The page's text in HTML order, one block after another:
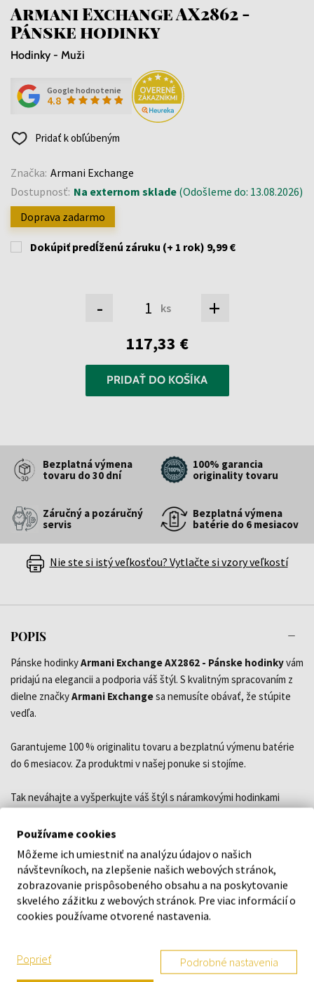
Armani Exchange AX2862 -
Pánske hodinky
Hodinky - Muži
Google hodnotenie
4.8
Pridať k obľúbeným
Značka: Armani Exchange
Dostupnosť: Na externom sklade (Odošleme do: 13.08.2026)
Doprava zadarmo
Dokúpiť predĺženú záruku (+ 1 rok) 9,99 €
- ks +
117,33 €
PRIDAŤ DO KOŠÍKA
Bezplatná výmena
tovaru do 30 dní
100% garancia
originality tovaru
Záručný a pozáručný
servis
Bezplatná výmena
batérie do 6 mesiacov
Nie ste si istý veľkosťou? Vytlačte si vzory veľkostí
POPIS
Pánske hodinkyArmani Exchange AX2862 - Pánske hodinkyvám
pridajú na elegancii a podporia váš štýl. S kvalitným spracovaním z
dielne značkyArmani Exchangesa nemusíte obávať, že stúpite
vedľa.
Garantujeme 100 % originalitu tovaru a bezplatnú výmenu batérie
do 6 mesiacov. Za produktmi v našej ponuke si stojíme.
Tak neváhajte a vyšperkujte váš štýl s náramkovými hodinkami
O ZNAČKE
vás
Používame cookies
Môžeme ich umiestniť na analýzu údajov o našich
návštevníkoch, na zlepšenie našich webových stránok,
zobrazovanie prispôsobeného obsahu a na poskytovanie
skvelého zážitku z webových stránok. Pre viac informácií o
cookies používame otvorené nastavenia.
Poprieť Podrobné nastavenia